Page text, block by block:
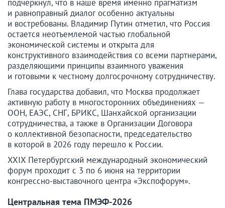
подчеркнул, что в наше время именно прагматизм
и равноправный диалог особенно актуальны
и востребованы. Владимир Путин отметил, что Россия
остается неотъемлемой частью глобальной
экономической системы и открыта для
конструктивного взаимодействия со всеми партнерами,
разделяющими принципы взаимного уважения
и готовыми к честному долгосрочному сотрудничеству.
Глава государства добавил, что Москва продолжает
активную работу в многосторонних объединениях —
ООН, ЕАЭС, СНГ, БРИКС, Шанхайской организации
сотрудничества, а также в Организации Договора
о коллективной безопасности, председательство
в которой в 2026 году перешло к России.
XXIX Петербургский международный экономический
форум проходит с 3 по 6 июня на территории
конгрессно-выставочного центра «Экспофорум».
Центральная тема ПМЭФ-2026